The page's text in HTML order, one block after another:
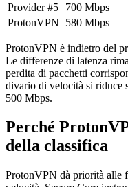
Provider #5
700 Mbps
ProtonVPN
580 Mbps
ProtonVPN è indietro del
Le differenze di latenza
perdita di pacchetti
divario di velocità si riduce
500 Mbps.
Perché
della classifica
ProtonVPN dà priorità alle